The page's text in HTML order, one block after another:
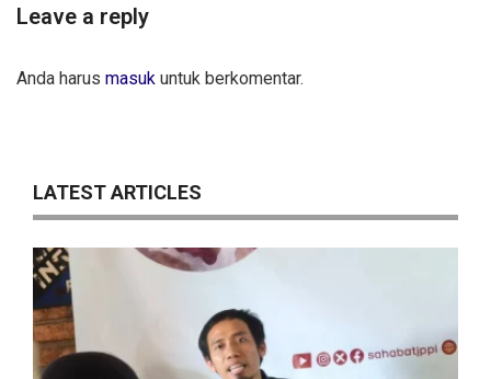
Leave a reply
Anda harus masuk untuk berkomentar.
LATEST ARTICLES